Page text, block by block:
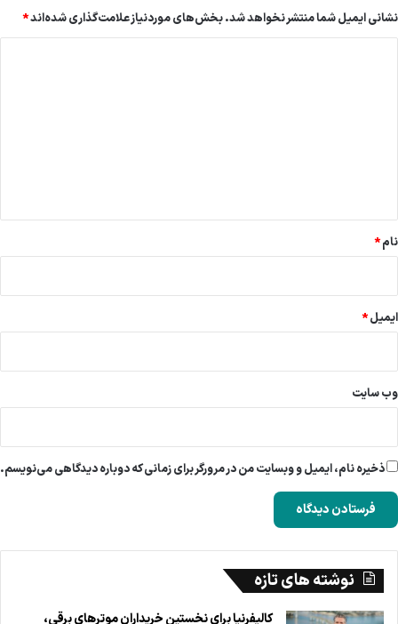
نشانی ایمیل شما منتشر نخواهد شد.بخش‌های موردنیاز علامت‌گذاری شده‌اند*
نام*
ایمیل*
وب‌ سایت
ذخیره نام، ایمیل و وبسایت من در مرورگر برای زمانی که دوباره دیدگاهی می‌نویسم.
نوشته های تازه
کالیفرنیا برای نخستین خریداران موترهای برقی،